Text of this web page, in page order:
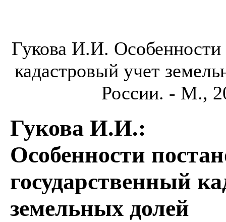
Гукова И.И. Особенности
кадастровый учет
России. - М.,
Гукова И.И.:
Особенности
государственный
земельных долей